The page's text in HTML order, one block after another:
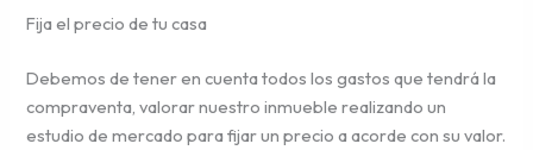
Fija el precio de tu casa
Debemos de tener en cuenta todos los gastos que tendrá la
compraventa, valorar nuestro inmueble realizando un
estudio de mercado para fijar un precio a acorde con su valor.